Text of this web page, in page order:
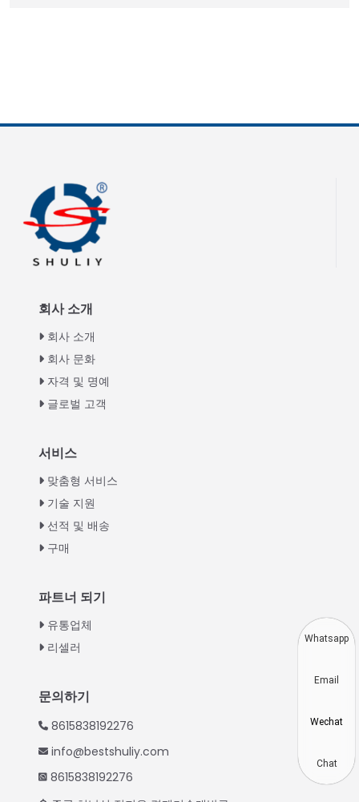
회사 소개
회사 소개
회사 문화
자격 및 명예
글로벌 고객
서비스
맞춤형 서비스
기술 지원
선적 및 배송
구매
파트너 되기
유통업체
리셀러
문의하기
8615838192276
info@bestshuliy.com
8615838192276
Vietnamese
Whatsapp
Email
Wechat
Chat